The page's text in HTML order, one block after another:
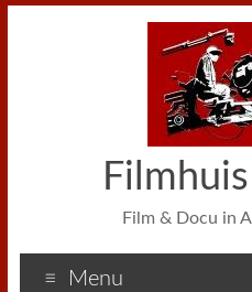
Film & Docu in
Menu